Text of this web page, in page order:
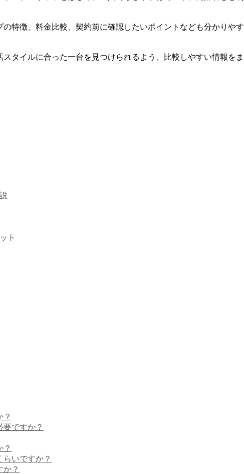
特徴、料金比較、契約前に確認したいポイントなども分かりやす
タイルに合った一台を見つけられるよう、比較しやすい情報をま
ト
？
ですか？
？
いですか？
か？